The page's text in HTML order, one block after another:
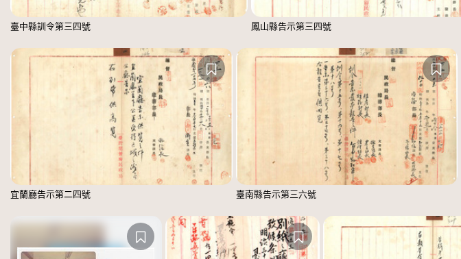
臺中縣訓令第三四號 鳳山縣告示第三四號
宜蘭廳告示第二四號 臺南縣告示第三六號